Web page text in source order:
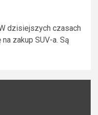
dzisiejszych czasach
zakup SUV-a. Są